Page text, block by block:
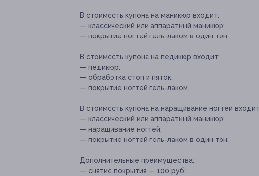
В стоимость купона на маникюр входит:
— классический или аппаратный маникюр;
— покрытие ногтей гель-лаком в один тон.
В стоимость купона на педикюр входит:
— педикюр;
— обработка стоп и пяток;
— покрытие ногтей гель-лаком.
В стоимость купона на наращивание ногтей
— классический или аппаратный маникюр;
— наращивание ногтей;
— покрытие ногтей гель-лаком в один тон.
Дополнительные преимущества:
— снятие покрытия — 100 руб.;